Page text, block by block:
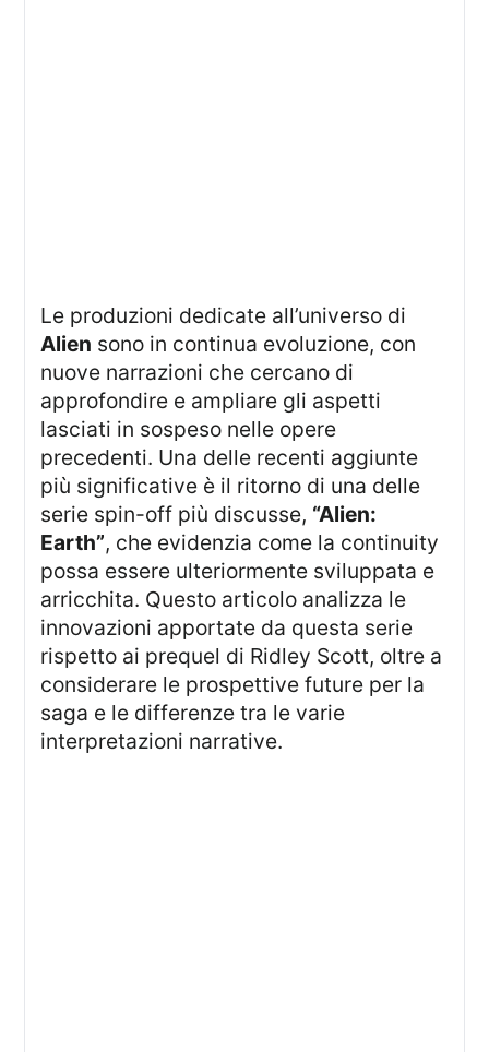
Le produzioni dedicate all’universo di
Alien sono in continua evoluzione, con
nuove narrazioni che cercano di
approfondire e ampliare gli aspetti
lasciati in sospeso nelle opere
precedenti. Una delle recenti aggiunte
più significative è il ritorno di una delle
serie spin-off più discusse, “Alien:
Earth”, che evidenzia come la continuity
possa essere ulteriormente sviluppata e
arricchita. Questo articolo analizza le
innovazioni apportate da questa serie
rispetto ai prequel di Ridley Scott, oltre a
considerare le prospettive future per la
saga e le differenze tra le varie
interpretazioni narrative.